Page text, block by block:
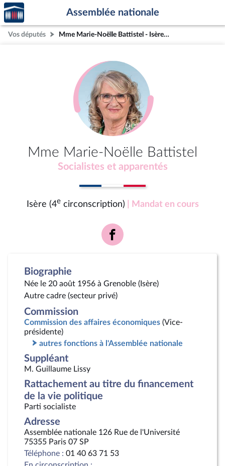
Aller au contenu
Aller en bas de la page
Accèder
à la
page
d'accueil
Assemblée nationale
Vos députés Mme Marie-Noëlle Battistel - Isère (4e circonscription)
Mme Marie-Noëlle Battistel
Socialistes et apparentés
Isère (4ecirconscription) | Mandat en cours
Voir
la
Biographie
Née le 20 août 1956 à Grenoble (Isère)
Autre cadre (secteur privé)
Commission
Commission des affaires économiques (Vice-
présidente)
autres fonctions à l'Assemblée nationale
Suppléant
M. Guillaume Lissy
Rattachement au titre du financement
de la vie politique
Parti socialiste
Adresse
Assemblée nationale 126 Rue de l'Université
75355 Paris 07 SP
Téléphone : 01 40 63 71 53